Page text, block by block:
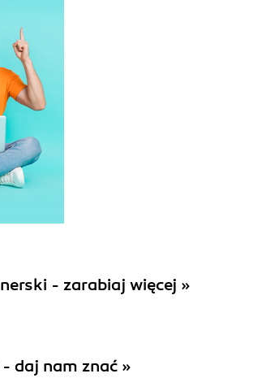
- zarabiaj więcej »
daj nam znać »